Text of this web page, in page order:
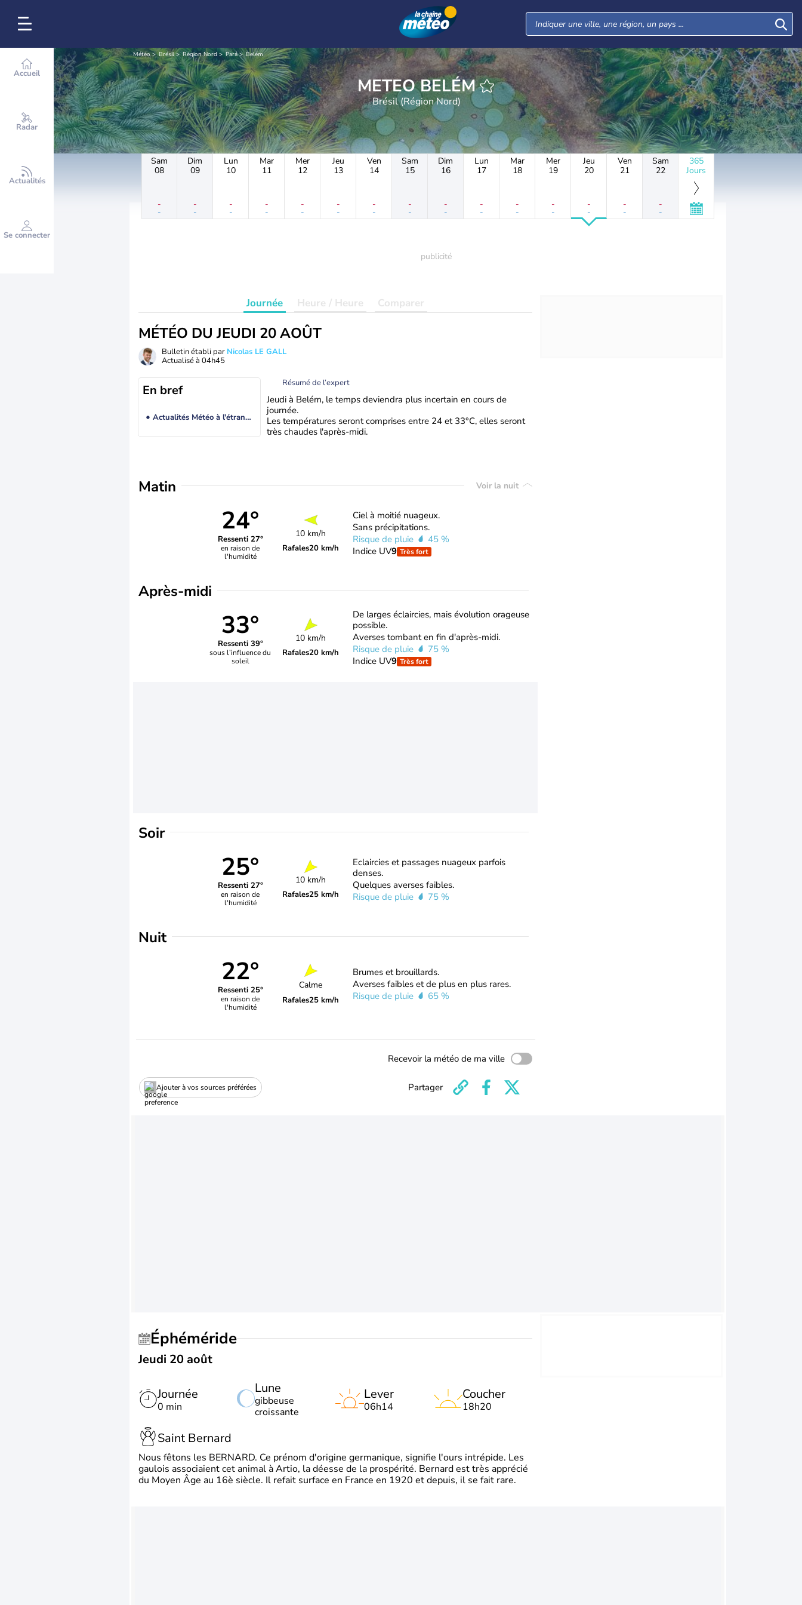
Accueil
Radar
Actualités
Se connecter
Météo Brésil Région Nord Pará Belém
METEO BELÉM
Brésil (Région Nord)
Sam
08
-
-
Dim
09
-
-
Lun
10
-
-
Mar
11
-
-
Mer
12
-
-
Jeu
13
-
-
Ven
14
-
-
Sam
15
-
-
Dim
16
-
-
Lun
17
-
-
Mar
18
-
-
Mer
19
-
-
Jeu
20
-
-
Ven
21
-
-
Sam
22
-
-
365
Jours
Journée Heure / Heure Comparer
MÉTÉO DU JEUDI 20 AOÛT
Bulletin établi par Nicolas LE GALL
Actualisé à 04h45
En bref
Actualités Météo à l'étranger
Résumé de l’expert
Jeudi à Belém, le temps deviendra plus incertain en cours de
journée.
Les températures seront comprises entre 24 et 33°C, elles seront
très chaudes l'après-midi.
Matin Voir la nuit
24°
Ressenti 27°
en raison de
l'humidité
10 km/h
Rafales20 km/h
Ciel à moitié nuageux.
Sans précipitations.
Risque de pluie
45 %
Indice UV9 Très fort
Après-midi
33°
Ressenti 39°
sous l’influence du
soleil
10 km/h
Rafales20 km/h
De larges éclaircies, mais évolution orageuse
possible.
Averses tombant en fin d'après-midi.
Risque de pluie
75 %
Indice UV9 Très fort
Soir
25°
Ressenti 27°
en raison de
l'humidité
10 km/h
Rafales25 km/h
Eclaircies et passages nuageux parfois
denses.
Quelques averses faibles.
Risque de pluie
75 %
Nuit
22°
Ressenti 25°
en raison de
l'humidité
Calme
Rafales25 km/h
Brumes et brouillards.
Averses faibles et de plus en plus rares.
Risque de pluie
65 %
Recevoir la météo de ma ville
Ajouter à vos sources préférées Partager
Éphéméride
Jeudi 20 août
Journée
0 min
Lune
gibbeuse
croissante
Lever
06h14
Coucher
18h20
Saint Bernard
Nous fêtons les BERNARD. Ce prénom d'origine germanique, signifie l'ours intrépide. Les
gaulois associaient cet animal à Artio, la déesse de la prospérité. Bernard est très apprécié
du Moyen Âge au 16è siècle. Il refait surface en France en 1920 et depuis, il se fait rare.